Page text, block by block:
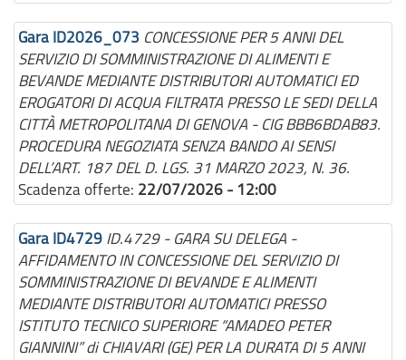
Gara ID2026_073 CONCESSIONE PER 5 ANNI DEL
SERVIZIO DI SOMMINISTRAZIONE DI ALIMENTI E
BEVANDE MEDIANTE DISTRIBUTORI AUTOMATICI ED
EROGATORI DI ACQUA FILTRATA PRESSO LE SEDI DELLA
CITTÀ METROPOLITANA DI GENOVA - CIG BBB6BDAB83.
PROCEDURA NEGOZIATA SENZA BANDO AI SENSI
DELL’ART. 187 DEL D. LGS. 31 MARZO 2023, N. 36.
Scadenza offerte: 22/07/2026 - 12:00
Gara ID4729 ID.4729 - GARA SU DELEGA -
AFFIDAMENTO IN CONCESSIONE DEL SERVIZIO DI
SOMMINISTRAZIONE DI BEVANDE E ALIMENTI
MEDIANTE DISTRIBUTORI AUTOMATICI PRESSO
ISTITUTO TECNICO SUPERIORE “AMADEO PETER
GIANNINI” di CHIAVARI (GE) PER LA DURATA DI 5 ANNI